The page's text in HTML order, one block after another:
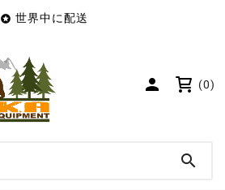
 世界中に配送
 (0)
